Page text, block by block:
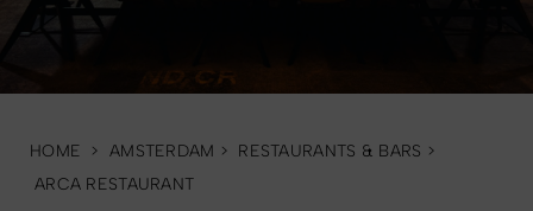
HOME > AMSTERDAM > RESTAURANTS & BARS >
ARCA RESTAURANT